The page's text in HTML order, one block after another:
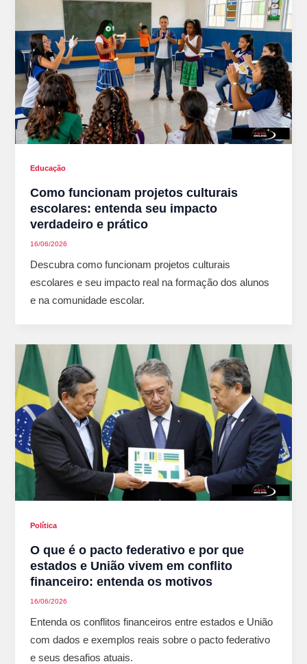
Educação
Como funcionam projetos culturais
escolares: entenda seu impacto
verdadeiro e prático
16/06/2026
Descubra como funcionam projetos culturais
escolares e seu impacto real na formação dos alunos
e na comunidade escolar.
Política
O que é o pacto federativo e por que
estados e União vivem em conflito
financeiro: entenda os motivos
16/06/2026
Entenda os conflitos financeiros entre estados e União
com dados e exemplos reais sobre o pacto federativo
e seus desafios atuais.